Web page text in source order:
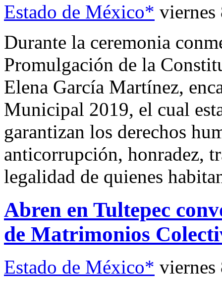
Estado de México* viernes
Durante la ceremonia
Promulgación de la
Elena García Martínez,
Municipal 2019, el cual
garantizan los derechos
anticorrupción, honradez,
legalidad de quienes
Abren en Tultepec
de Matrimonios
Estado de México* viernes